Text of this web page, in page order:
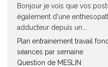
Bonjour je vois que vos
également d'une
adducteur depuis un...
Plan entrainement travail
séances par semaine
Question de MESLIN